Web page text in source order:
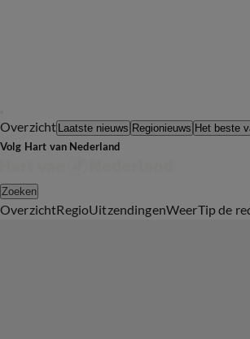
Overzicht Laatste nieuws Regionieuws Het beste
Volg Hart van Nederland
Zoeken
OverzichtRegioUitzendingenWeerTip de